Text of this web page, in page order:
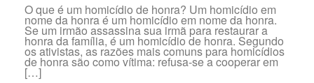
O que é um homicídio de honra? Um homicídio em
nome da honra é um homicídio em nome da honra.
Se um irmão assassina sua irmã para restaurar a
honra da família, é um homicídio de honra. Segundo
os ativistas, as razões mais comuns para homicídios
de honra são como vítima: refusa-se a cooperar em
[…]